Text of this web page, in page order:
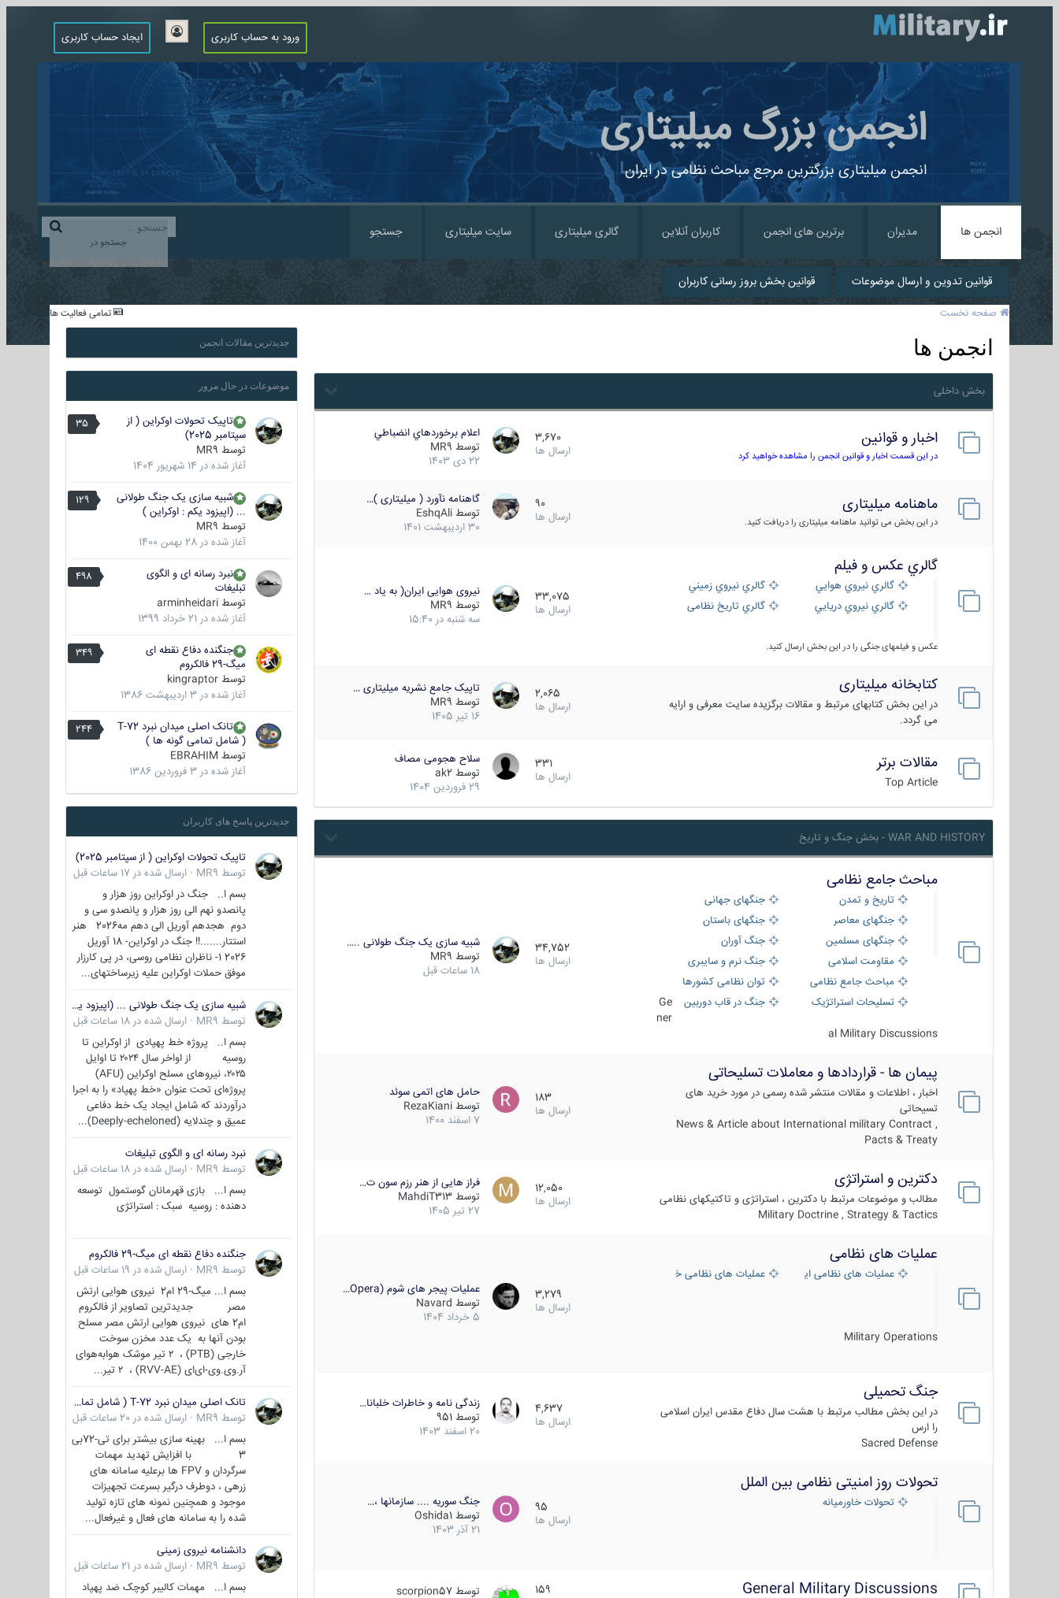
ورود به حساب کاربری ایجاد حساب کاربری
انجمن بزرگ میلیتاری
انجمن میلیتاری بزرگترین مرجع مباحث نظامی در ایران
جستجو در
انجمن ها مدیران برترین های انجمن کاربران آنلاین گالری میلیتاری سایت میلیتاری جستجو
قوانین تدوین و ارسال موضوعات قوانین بخش بروز رسانی کاربران
تمامی فعالیت ها صفحه نخست
انجمن ها
بخش داخلی
اخبار و قوانین
در این قسمت اخبار و قوانین انجمن را مشاهده خواهید کرد
3,670
ارسال ها
اعلام برخوردهاي انضباطي
توسط MR9
22 دی 1403
ماهنامه میلیتاری
در این بخش می توانید ماهنامه میلیتاری را دریافت کنید.
90
ارسال ها
گاهنامه نآورد ( میلیتاری )…
توسط EshqAli
30 اردیبهشت 1401
گالري عكس و فيلم
گالري نيروي هوايي
گالري نيروي زميني
گالري نيروي دريايي
گالري تاریخ نظامی
عکس و فیلمهای جنگی را در این بخش ارسال کنید.
33,075
ارسال ها
نیروی هوایی ایران( به یاد …
توسط MR9
سه شنبه در 15:40
کتابخانه میلیتاری
در این بخش کتابهای مرتبط و مقالات برگزیده سایت معرفی و ارایه
می گردد.
2,065
ارسال ها
تاپیک جامع نشریه میلیتاری …
توسط MR9
16 تیر 1405
مقالات برتر
Top Article
331
ارسال ها
سلاح هجومی مصاف
توسط ak2
29 فروردین 1404
WAR AND HISTORY - بخش جنگ و تاریخ
مباحث جامع نظامی
تاریخ و تمدن
جنگهای جهانی
جنگهای معاصر
جنگهای باستان
جنگهای مسلمین
جنگ آوران
مقاومت اسلامی
جنگ نرم و سایبری
مباحث جامع نظامی
توان نظامی کشورها
تسلیحات استراتژیک
جنگ در قاب دوربین
Ge
ner
al Military Discussions
34,752
ارسال ها
شبیه سازی یک جنگ طولانی ..…
توسط MR9
18 ساعات قبل
پیمان ها - قراردادها و معاملات تسلیحاتی
اخبار ، اطلاعات و مقالات منتشر شده رسمی در مورد خرید های
تسیحاتی
News & Article about International military Contract ,
Pacts & Treaty
183
ارسال ها
حامل های اتمی سوئد
توسط RezaKiani
7 اسفند 1400
دکترین و استراتژی
مطالب و موضوعات مرتبط با دکترین ، استراتژی و تاکتیکهای نظامی
Military Doctrine , Strategy & Tactics
12,050
ارسال ها
فراز هایی از هنر رزم سون ت…
توسط MahdiT313
27 تیر 1405
عملیات های نظامی
عملیات های نظامی ایران عملیات های نظامی خارجی
Military Operations
3,279
ارسال ها
عملیات پیجر های شوم (Opera…
توسط Navard
5 خرداد 1404
جنگ تحمیلی
در این بخش مطالب مرتبط با هشت سال دفاع مقدس ایران اسلامی
را ارس
Sacred Defense
4,637
ارسال ها
زندگی نامه و خاطرات خلبانا…
توسط 951
20 اسفند 1403
تحولات روز امنیتی نظامی بین الملل
تحولات خاورمیانه
95
ارسال ها
جنگ سوریه .... سازمانها ،…
توسط Oshida1
21 آذر 1403
General Military Discussions
159
توسط scorpion57
جدیدترین مقالات انجمن
موضوعات در حال مرور
35
تاپیک تحولات اوکراین ( از
سپتامبر 2025)
توسط MR9
آغاز شده در 14 شهریور 1404
129
شبیه سازی یک جنگ طولانی
... (اپیزود یکم : اوکراین )
توسط MR9
آغاز شده در 28 بهمن 1400
498
نبرد رسانه ای و الگوی
تبلیغات
توسط arminheidari
آغاز شده در 21 خرداد 1399
349
جنگنده دفاع نقطه ای
میگ-29 فالکروم
توسط kingraptor
آغاز شده در 3 اردیبهشت 1386
244
تانک اصلی میدان نبرد T-72
( شامل تمامی گونه ها )
توسط EBRAHIM
آغاز شده در 3 فروردین 1386
جدیدترین پاسخ های کاربران
تاپیک تحولات اوکراین ( از سپتامبر 2025)
توسط MR9
· ارسال شده در 17 ساعات قبل
بسم ا.. جنگ در اوکراین روز هزار و
پانصدو نهم الی روز هزار و پانصدو سی و
دوم هجدهم آوریل الی دهم مه2026 هنر
استتار.......!! جنگ در اوکراین- 18 آوریل
2026 1- ناظران نظامی روسی، در پی کارزار
موفق حملات اوکراین علیه زیرساختهای...
شبیه سازی یک جنگ طولانی ... (اپیزود یکم : اوکراین )
توسط MR9
· ارسال شده در 18 ساعات قبل
بسم ا.. پروژه خط پهپادی از اوکراین تا
روسیه از اواخر سال ۲۰۲۴ تا اوایل
۲۰۲۵، نیروهای مسلح اوکراین (AFU)
پروژه‌ای تحت عنوان «خط پهپاد» را به اجرا
درآوردند که شامل ایجاد یک خط دفاعی
عمیق و چندلایه (Deeply-echeloned)...
نبرد رسانه ای و الگوی تبلیغات
توسط MR9
· ارسال شده در 18 ساعات قبل
بسم ا... بازی قهرمانان گوستمول توسعه
دهنده : روسیه سبک : استراتژی
جنگنده دفاع نقطه ای میگ-29 فالکروم
توسط MR9
· ارسال شده در 19 ساعات قبل
بسم ا... میگ-29 ام2 نیروی هوایی ارتش
مصر جدیدترین تصاویر از فالکروم
ام2 های نیروی هوایی ارتش مصر مسلح
بودن آنها به یک عدد مخزن سوخت
خارجی (PTB) ، ۲ تیر موشک هوابه‌هوای
آر.وی.وی-ای‌ای (RVV-AE) ، ۲ تیر...
تانک اصلی میدان نبرد T-72 ( شامل تمامی گونه ها )
توسط MR9
· ارسال شده در 20 ساعات قبل
بسم ا... بهینه سازی بیشتر برای تی-72بی
3 با افزایش تهدید مهمات
سرگردان و FPV ها برعلیه سامانه های
زرهی ، دوطرف درگیر بسرعت تجهیزات
موجود و همچنین نمونه های تازه تولید
شده را به سامانه های فعال و غیرفعال...
دانشنامه نیروی زمینی
توسط MR9
· ارسال شده در 21 ساعات قبل
بسم ا... مهمات کالیبر کوچک ضد پهپاد